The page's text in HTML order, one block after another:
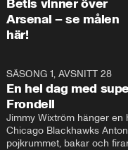
Betis vinner över
Arsenal – se målen
här!
Plus
SÄSONG 1, AVSNITT 28
En hel dag med
Frondell
Jimmy Wixtröm hänger en
Chicago Blackhawks
pojkrummet, bakar och